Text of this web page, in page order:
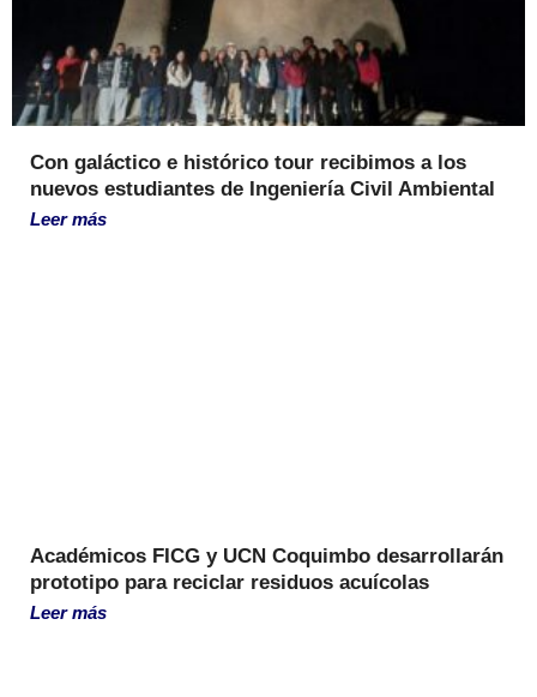
Con galáctico e histórico tour recibimos a los
nuevos estudiantes de Ingeniería Civil Ambiental
Leer más
Académicos FICG y UCN Coquimbo desarrollarán
prototipo para reciclar residuos acuícolas
Leer más